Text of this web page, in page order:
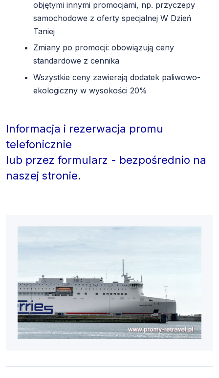
objętymi innymi promocjami, np. przyczepy
samochodowe z oferty specjalnej W Dzień
Taniej
Zmiany po promocji: obowiązują ceny
standardowe z cennika
Wszystkie ceny zawierają dodatek paliwowo-
ekologiczny w wysokości 20%
Informacja i rezerwacja promu
telefonicznie
lub przez formularz - bezpośrednio na
naszej stronie.